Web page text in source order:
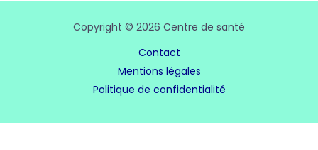
Copyright © 2026 Centre de santé
Contact
Mentions légales
Politique de confidentialité